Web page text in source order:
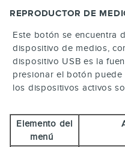
REPRODUCTOR DE
Este botón se encuentra
dispositivo de medios,
dispositivo USB es la
presionar el botón
los dispositivos activos
Elemento del
menú